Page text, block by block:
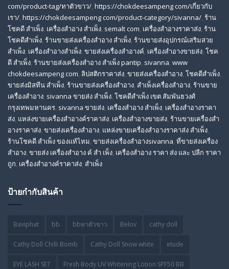
com/product-tag/ทาตัวขาว/, https://chokdeesampeng com/เกี่ยวกับ
เรา/, https://chokdeesampeng com/product-category/sivanna/, ร้าน
โชคดี สําเพ็ง, เครื่องสำอาง สำเพ็ง, semalt com, เครื่องสำอางราคาส่ง, ร้าน
โชคดีสำเพ็ง, ร้านขายส่งเครื่องสําอาง สําเพ็ง, ร้านขายส่งอุปกรณ์เสริมสวย
สําเพ็ง, เครื่องสำอางสำเพ็ง, ขายส่งเครื่องสำอางค์, เครื่องสำอางขายส่ง, โชค
ดี สําเพ็ง, ร้านขายส่งเครื่องสําอาง สําเพ็ง pantip, sivanna, www
chokdeesampeng com, ลิปสติกราคาส่ง, ขายส่งเครื่องสำอาง, โชคดีสำเพ็ง,
ขายส่งมิสทีน สําเพ็ง, ร้านขายส่งเครื่องสำอาง, สําเพ็งเครื่องสําอาง, ร้านขาย
เครื่องสำอาง, sivanna ขายส่ง สําเพ็ง, โชคดีสำเพ็ง เขต สัมพันธวงศ์
กรุงเทพมหานคร, sivanna ขายส่ง, เครื่องสําอาง สําเพ็ง, เครื่องสําอางราคา
ส่ง, แหล่งขายเครื่องสําอางค์ราคาส่ง, เครื่องสําอางขายส่ง, ร้านขายเครื่องสํา
อางราคาส่ง, ขายส่งเครื่องสําอาง, แหล่งขายเครื่องสําอางราคาส่ง สําเพ็ง,
ร้านโชคดี สําเพ็ง ของแท้ไหม, ขายส่งเครื่องสําอางsivanna, ที่ขายส่งเครื่อง
สําอาง, ขายส่ง เครื่องสำอาง ค์ สำ เพ็ง, เครื่องสำอาง ราคา ส่ง และ ปลีก ราคา
ถูก, เครื่องสำอางค์ราคาส่ง, สำเพ็ง
ป้ายกำกับสินค้า
Baviphat bb bbทาตัวขาว Belov cathy doll
Cathy Doll Chilli Bomb Cathy Doll Snow white etude
EYE LASH SET Fresh Body UV Whitening Lotion SPF50 BB